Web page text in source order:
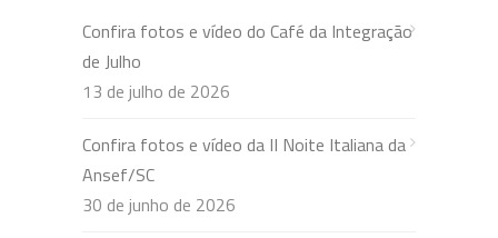
Confira fotos e vídeo do Café da Integração
de Julho
13 de julho de 2026
Confira fotos e vídeo da II Noite Italiana da
Ansef/SC
30 de junho de 2026